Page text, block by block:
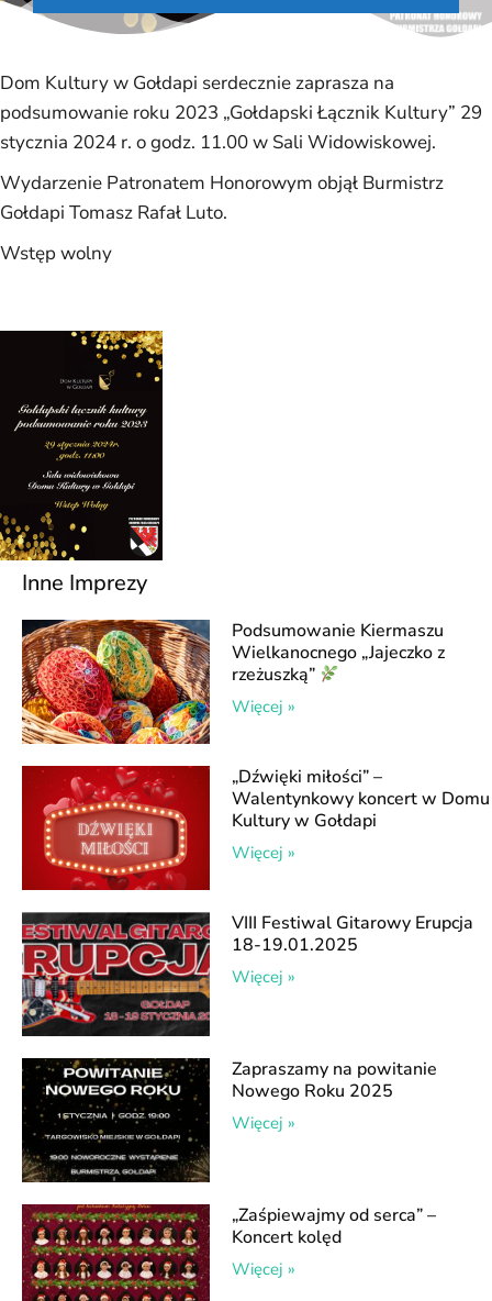
Dom Kultury w Gołdapi serdecznie zaprasza na
podsumowanie roku 2023 „Gołdapski Łącznik Kultury” 29
stycznia 2024 r. o godz. 11.00 w Sali Widowiskowej.
Wydarzenie Patronatem Honorowym objął Burmistrz
Gołdapi Tomasz Rafał Luto.
Wstęp wolny
Inne Imprezy
Podsumowanie Kiermaszu
Wielkanocnego „Jajeczko z
rzeżuszką”
Więcej »
„Dźwięki miłości” –
Walentynkowy koncert w Domu
Kultury w Gołdapi
Więcej »
VIII Festiwal Gitarowy Erupcja
18-19.01.2025
Więcej »
Zapraszamy na powitanie
Nowego Roku 2025
Więcej »
„Zaśpiewajmy od serca” –
Koncert kolęd
Więcej »